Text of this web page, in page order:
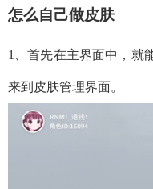
怎么自己做皮肤
1、首先在主界面中，就
来到皮肤管理界面。